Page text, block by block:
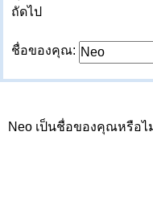
ถัดไป
ชื่อของคุณ:
Neo เป็นชื่อของคุณหรือไ